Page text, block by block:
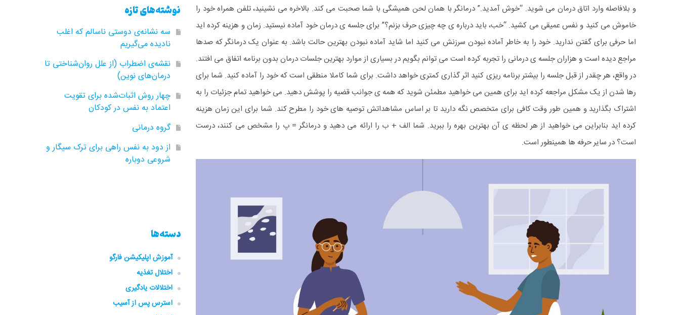
و بلافاصله وارد اتاق درمان می شوید. “خوش آمدید.” درمانگر با همان لحن همیشگی با شما صحبت می کند. بالاخره می نشینید، تلفن همراه خود را
خاموش می کنید و نفس عمیقی می کشید. “خب، باید درباره ی چه چیزی حرف بزنم؟” برای جلسه ی درمان خود آماده نیستید. زمان و هزینه کرده اید
اما حرفی برای گفتن ندارید. خود را به خاطر آماده نبودن سرزنش می کنید اما شاید آماده نبودن بهترین حالت باشد. به عنوان یک درمانگر که صدها
مراجع دیده است و هزاران جلسه ی درمانی را تجربه کرده است می توانم بگویم در بسیاری از موارد بهترین جلسات درمان بدون برنامه اتفاق می افتند.
در واقع، هر چقدر از قبل جلسه را بیشتر برنامه ریزی کنید اثر گذاری کمتری خواهد داشت. برای شما کاملا منطقی است که خود را آماده کنید. شما برای
رها شدن از یک مشکل مراجعه کرده اید برای همین می خواهید مطمئن شوید که همه ی جوانب قضیه را پوشش دهید. می خواهید تمام جزئیات را به
اشتراک بگذارید و همین طور وقت کافی برای متخصص نگه دارید تا بر اساس مشاهداتش توصیه های خود را مطرح کند. شما برای این زمان هزینه
کرده اید بنابراین می خواهید از هر لحظه ی آن بهترین بهره را ببرید. شما الف + ب را ارائه می دهید و درمانگر = پ را مشخص می کنند، درست
است؟ در سایر حرفه ها همینطور است.
نوشته‌های تازه
سه نشانه‌ی دوستی ناسالم که اغلب
نادیده می‌گیریم
نقشه‌ی اضطراب (از علل روان‌شناختی تا
درمان‌های نوین)
چهار روش اثبات‌شده برای تقویت
اعتماد به نفس در کودکان
گروه‌ درمانی
از دود به نفس راهی برای ترک سیگار و
شروعی دوباره
دسته‌ها
آموزش اپلیکیشن فارگو
اختلال تغذیه
اختلالات یادگیری
استرس پس از آسیب